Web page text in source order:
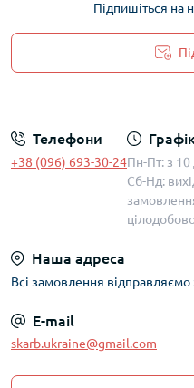
Підпишіться на
Телефони
+38 (096) 693-30-24Пн-Пт: з 10
Сб-Нд:
Наша адреса
Всі замовлення відправляємо
E-mail
skarb.ukraine@gmail.com